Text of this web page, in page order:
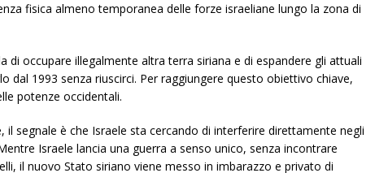
fisica almeno temporanea delle forze israeliane lungo la zona di
di occupare illegalmente altra terra siriana e di espandere gli attuali
dal 1993 senza riuscirci. Per raggiungere questo obiettivo chiave,
potenze occidentali.
il segnale è che Israele sta cercando di interferire direttamente negli
Israele lancia una guerra a senso unico, senza incontrare
il nuovo Stato siriano viene messo in imbarazzo e privato di